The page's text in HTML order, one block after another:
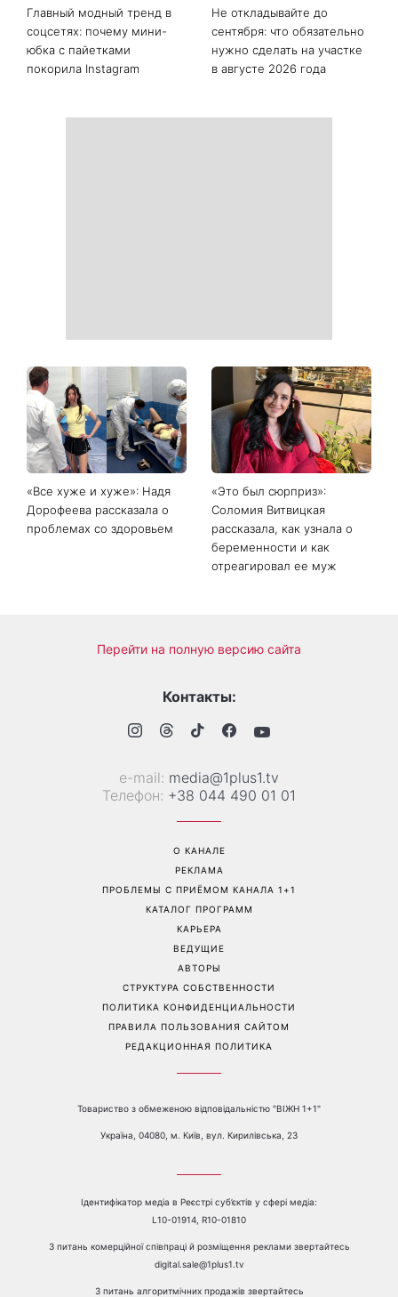
Последние новости
Главный модный тренд в
соцсетях: почему мини-
юбка с пайетками
покорила Instagram
Не откладывайте до
сентября: что обязательно
нужно сделать на участке
в августе 2026 года
Дорофеева рассказала о
проблемах со здоровьем
Соломия Витвицкая
рассказала, как узнала о
беременности и как
отреагировал ее муж